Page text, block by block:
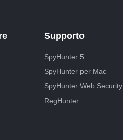
Supporto
SpyHunter 5
SpyHunter per Mac
SpyHunter Web Security
RegHunter